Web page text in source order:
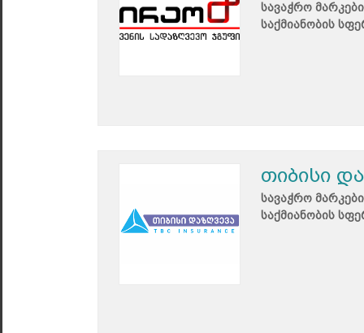
სავაჭრო
საქმიანობის
თიბისი
სავაჭრო
საქმიანობის